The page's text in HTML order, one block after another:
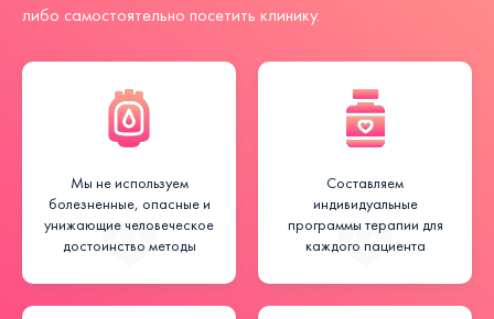
либо самостоятельно посетить клинику.
Мы не используем
болезненные, опасные и
унижающие человеческое
достоинство методы
Составляем
индивидуальные
программы терапии для
каждого пациента